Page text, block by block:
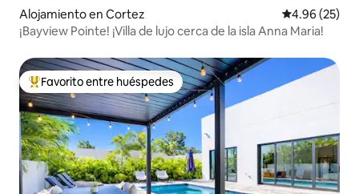
Alojamiento en Cortez Calificación
4.96 (25)
¡Bayview Pointe! ¡Villa de lujo cerca de la isla Anna Maria!
Favorito entre huéspedes preferido
Favorito entre huéspedes